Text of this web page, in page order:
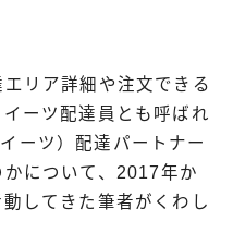
リア詳細や注文できる
ーツ配達員とも呼ばれ
ーツ）配達パートナー
について、2017年か
してきた筆者がくわし